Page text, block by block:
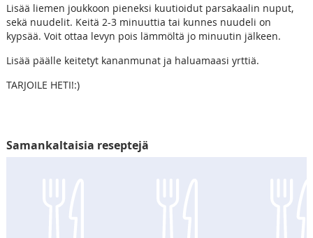
Lisää liemen joukkoon pieneksi kuutioidut parsakaalin nuput,
sekä nuudelit. Keitä 2-3 minuuttia tai kunnes nuudeli on
kypsää. Voit ottaa levyn pois lämmöltä jo minuutin jälkeen.
Lisää päälle keitetyt kananmunat ja haluamaasi yrttiä.
TARJOILE HETI!:)
Samankaltaisia reseptejä